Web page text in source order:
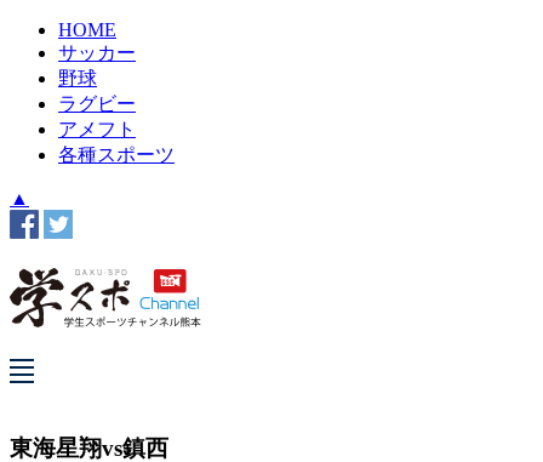
HOME
サッカー
野球
ラグビー
アメフト
各種スポーツ
▲
東海星翔vs鎮西